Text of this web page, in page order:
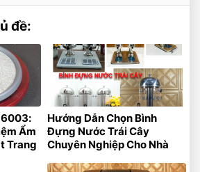
đề:
Ẩm
Trang
Hướng Dẫn Chọn Bình
Đựng Nước Trái Cây
Chuyên Nghiệp Cho Nhà